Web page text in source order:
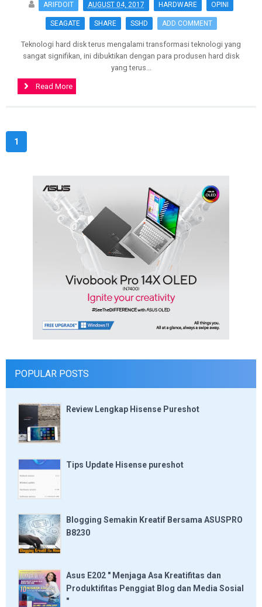
ARIFDOIT AUGUST 04, 2017 HARDWARE OPINI
SEAGATE SHARE SSHD ADD COMMENT
Teknologi hard disk terus mengalami transformasi teknologi yang
sangat signifikan, ini dibuktikan dengan para produsen hard disk
yang terus...
>
Read More
1
POPULAR POSTS
Review Lengkap Hisense Pureshot
Tips Update Hisense pureshot
Blogging Semakin Kreatif Bersama ASUSPRO
B8230
Asus E202 " Menjaga Asa Kreatifitas dan
Produktifitas Penggiat Blog dan Media Sosial
"